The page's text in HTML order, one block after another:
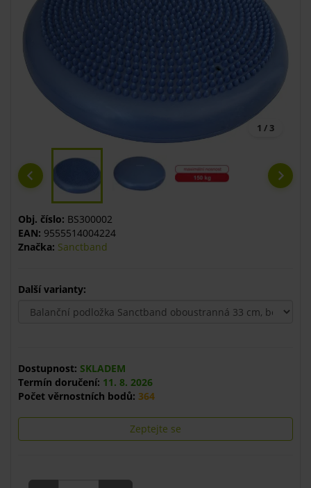
1 / 3
Obj. číslo: BS300002
EAN: 9555514004224
Značka: Sanctband
Další varianty:
Dostupnost: SKLADEM
Termín doručení: 11. 8. 2026
Počet věrnostních bodů: 364
Zeptejte se